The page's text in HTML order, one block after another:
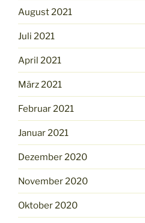
August 2021
Juli 2021
April 2021
März 2021
Februar 2021
Januar 2021
Dezember 2020
November 2020
Oktober 2020